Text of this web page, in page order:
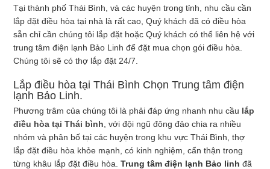
Tại thành phố Thái Bình, và các huyện trong tỉnh, nhu cầu cần
lắp đặt điều hòa tại nhà là rất cao, Quý khách đã có điều hòa
sẵn chỉ cần chúng tôi lắp đặt hoặc Quý khách có thể liên hệ với
trung tâm điện lạnh Bảo Linh để đặt mua chọn gói điều hòa.
Chúng tôi sẽ có thợ lắp đặt 24/7.
Lắp điều hòa tại Thái Bình Chọn Trung tâm điện
lạnh Bảo Linh.
Phương trâm của chúng tôi là phải đáp ứng nhanh nhu cầu lắp
điều hòa tại Thái bình , với đội ngũ đông đảo chia ra nhiều
nhóm và phân bố tại các huyện trong khu vực Thái Bình, thợ
lắp đặt điều hòa khỏe mạnh, có kinh nghiệm, cẩn thận trong
từng khâu lắp đặt điều hòa.Trung tâm điện lạnh Bảo linh đã